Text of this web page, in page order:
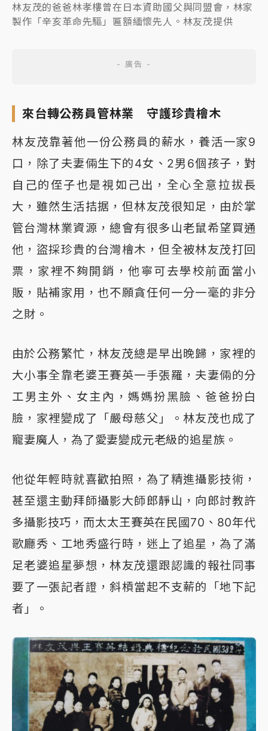
林友茂的爸爸林孝樓曾在日本資助國父與同盟會，林家
製作「辛亥革命先驅」匾額緬懷先人。林友茂提供
來台轉公務員管林業 守護珍貴檜木
林友茂靠著他一份公務員的薪水，養活一家9
口，除了夫妻倆生下的4女、2男6個孩子，對
自己的侄子也是視如己出，全心全意拉拔長
大，雖然生活拮据，但林友茂很知足，由於掌
管台灣林業資源，總會有很多山老鼠希望買通
他，盜採珍貴的台灣檜木，但全被林友茂打回
票，家裡不夠開銷，他寧可去學校前面當小
販，貼補家用，也不願貪任何一分一毫的非分
之財。
由於公務繁忙，林友茂總是早出晚歸，家裡的
大小事全靠老婆王賽英一手張羅，夫妻倆的分
工男主外、女主內，媽媽扮黑臉、爸爸扮白
臉，家裡變成了「嚴母慈父」。林友茂也成了
寵妻魔人，為了愛妻變成元老級的追星族。
他從年輕時就喜歡拍照，為了精進攝影技術，
甚至還主動拜師攝影大師郎靜山，向郎討教許
多攝影技巧，而太太王賽英在民國70、80年代
歌廳秀、工地秀盛行時，迷上了追星，為了滿
足老婆追星夢想，林友茂還跟認識的報社同事
要了一張記者證，斜槓當起不支薪的「地下記
者」。